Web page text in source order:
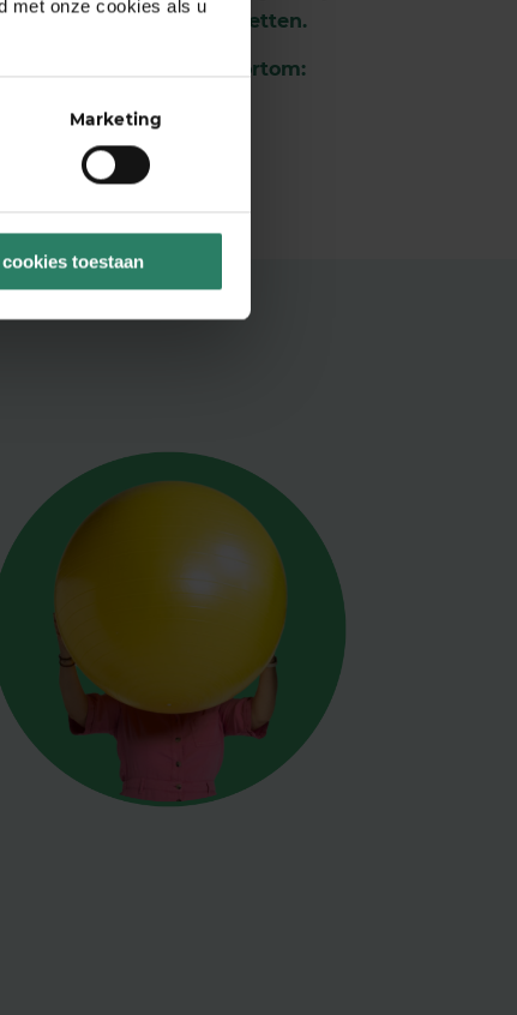
met onze cookies als u
Marketing
toestaan
brand krachtig neerzetten.
verder te finetunen.
Kortom: